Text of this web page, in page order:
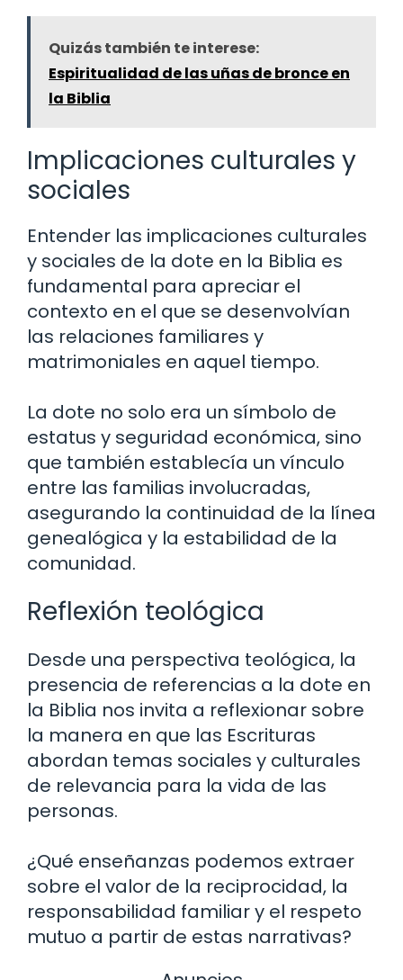
Quizás también te interese:
Espiritualidad de las uñas de bronce en
la Biblia
Implicaciones culturales y
sociales
Entender las implicaciones culturales
y sociales de la dote en la Biblia es
fundamental para apreciar el
contexto en el que se desenvolvían
las relaciones familiares y
matrimoniales en aquel tiempo.
La dote no solo era un símbolo de
estatus y seguridad económica, sino
que también establecía un vínculo
entre las familias involucradas,
asegurando la continuidad de la línea
genealógica y la estabilidad de la
comunidad.
Reflexión teológica
Desde una perspectiva teológica, la
presencia de referencias a la dote en
la Biblia nos invita a reflexionar sobre
la manera en que las Escrituras
abordan temas sociales y culturales
de relevancia para la vida de las
personas.
¿Qué enseñanzas podemos extraer
sobre el valor de la reciprocidad, la
responsabilidad familiar y el respeto
mutuo a partir de estas narrativas?